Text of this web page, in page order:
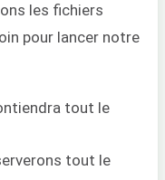
les fichiers
pour lancer notre
tout le
tout le